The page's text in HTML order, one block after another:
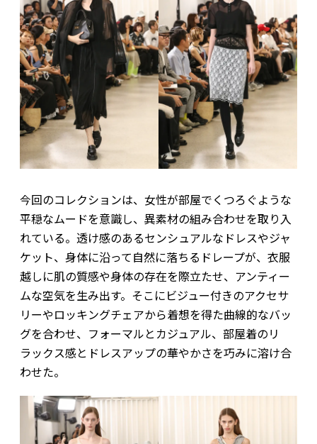
今回のコレクションは、女性が部屋でくつろぐような
平穏なムードを意識し、異素材の組み合わせを取り入
れている。透け感のあるセンシュアルなドレスやジャ
ケット、身体に沿って自然に落ちるドレープが、衣服
越しに肌の質感や身体の存在を際立たせ、アンティー
ムな空気を生み出す。そこにビジュー付きのアクセサ
リーやロッキングチェアから着想を得た曲線的なバッ
グを合わせ、フォーマルとカジュアル、部屋着のリ
ラックス感とドレスアップの華やかさを巧みに溶け合
わせた。